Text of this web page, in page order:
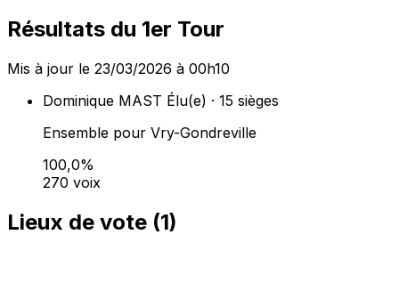
Résultats du 1er Tour
Mis à jour le 23/03/2026 à 00h10
Dominique MAST Élu(e) · 15 sièges
Ensemble pour Vry-Gondreville
100,0%
270 voix
Lieux de vote (1)